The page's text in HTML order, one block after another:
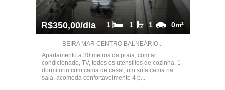
R$350,00/dia 0m²
1
1
1
BEIRA MAR CENTRO BALNEÁRIO...
Apartamento a 30 metros da praia, com ar
condicionado, TV, todos os utensílios de cozinha, 1
dormitorio com cama de casal, um sofa cama na
sala, acomoda confortavelmente 4 p...